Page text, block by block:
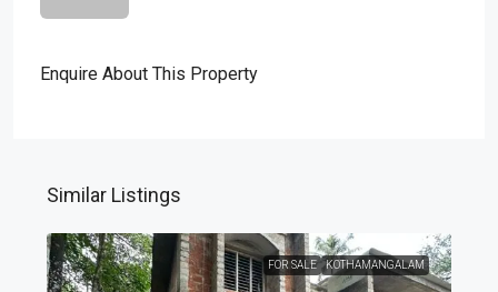
Enquire About This Property
Similar Listings
FOR SALE KOTHAMANGALAM